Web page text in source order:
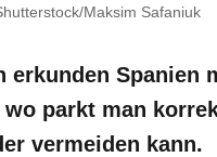
Maksim Safaniuk
erkunden Spanien
parkt man
vermeiden kann.